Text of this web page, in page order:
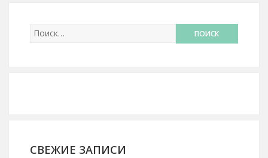
СВЕЖИЕ ЗАПИСИ